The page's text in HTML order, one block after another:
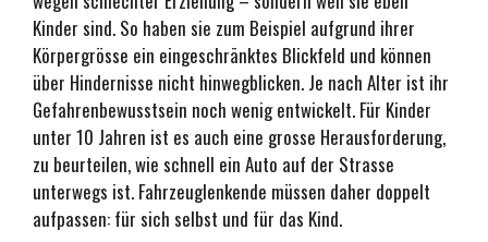
Kinder sind. So haben sie zum Beispiel aufgrund ihrer
Körpergrösse ein eingeschränktes Blickfeld und können
über Hindernisse nicht hinwegblicken. Je nach Alter ist ihr
Gefahrenbewusstsein noch wenig entwickelt. Für Kinder
unter 10 Jahren ist es auch eine grosse Herausforderung,
zu beurteilen, wie schnell ein Auto auf der Strasse
unterwegs ist. Fahrzeuglenkende müssen daher doppelt
aufpassen: für sich selbst und für das Kind.